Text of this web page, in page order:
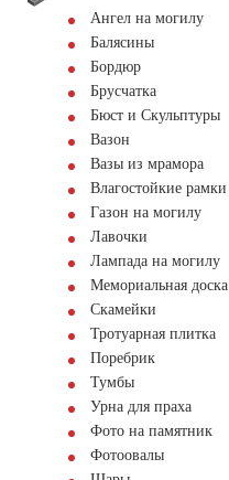
Ангел на могилу
Балясины
Бордюр
Брусчатка
Бюст и Скульптуры
Вазон
Вазы из мрамора
Влагостойкие рамки
Газон на могилу
Лавочки
Лампада на могилу
Мемориальная доска
Скамейки
Тротуарная плитка
Поребрик
Тумбы
Урна для праха
Фото на памятник
Фотоовалы